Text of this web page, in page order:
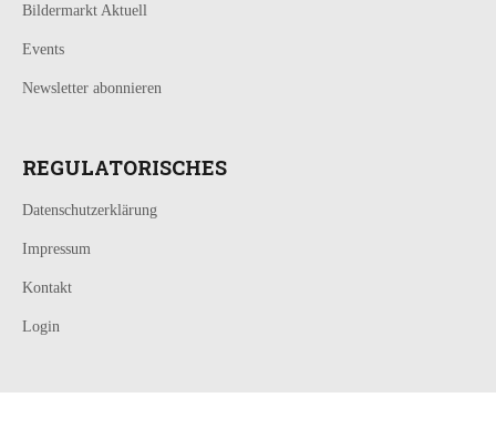
Bildermarkt Aktuell
Events
Newsletter abonnieren
REGULATORISCHES
Datenschutzerklärung
Impressum
Kontakt
Login